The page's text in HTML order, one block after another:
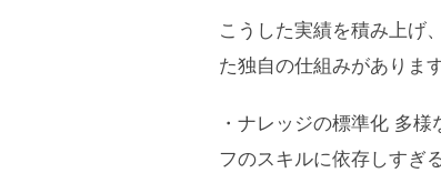
こうした実績を積み上げ
た独自の仕組みがあります
・ナレッジの標準化 多
フのスキルに依存しすぎ